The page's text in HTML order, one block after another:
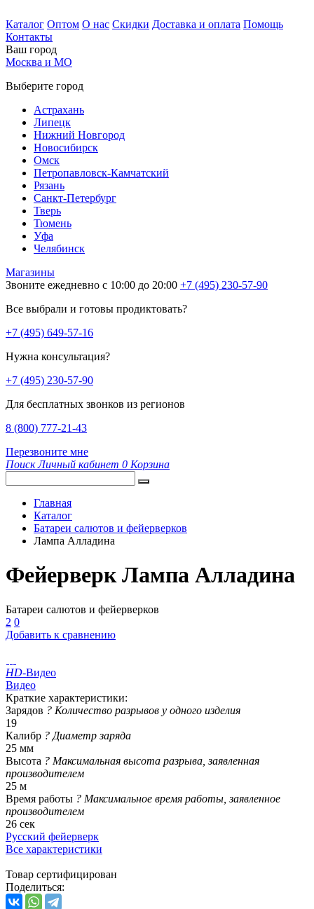
Каталог Оптом О нас Скидки Доставка и оплата Помощь
Контакты
Ваш город
Москва и МО
Выберите город
Астрахань
Липецк
Нижний Новгород
Новосибирск
Омск
Петропавловск-Камчатский
Рязань
Санкт-Петербург
Тверь
Тюмень
Уфа
Челябинск
Магазины
Звоните ежедневно с 10:00 до 20:00 +7 (495) 230-57-90
Все выбрали и готовы продиктовать?
+7 (495) 649-57-16
Нужна консультация?
+7 (495) 230-57-90
Для бесплатных звонков из регионов
8 (800) 777-21-43
Перезвоните мне
Поиск Личный кабинет 0 Корзина
Главная
Каталог
Батареи салютов и фейерверков
Лампа Алладина
Фейерверк Лампа Алладина
Батареи салютов и фейерверков
2 0
Добавить к сравнению
HD-Видео
Видео
Краткие характеристики:
Зарядов ? Количество разрывов у одного изделия
19
Калибр ? Диаметр заряда
25 мм
Высота ? Максимальная высота разрыва, заявленная
производителем
25 м
Время работы ? Максимальное время работы, заявленное
производителем
26 сек
Русский фейерверк
Все характеристики
Товар сертифицирован
Поделиться: